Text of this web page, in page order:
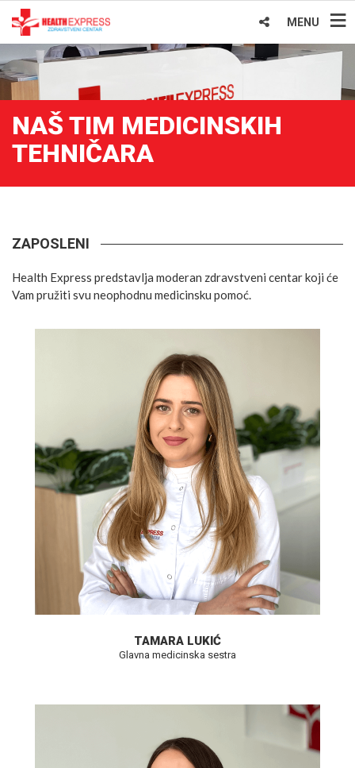
MENU
NAŠ TIM MEDICINSKIH
TEHNIČARA
ZAPOSLENI
Health Express predstavlja moderan zdravstveni centar koji će
Vam pružiti svu neophodnu medicinsku pomoć.
TAMARA LUKIĆ
Glavna medicinska sestra